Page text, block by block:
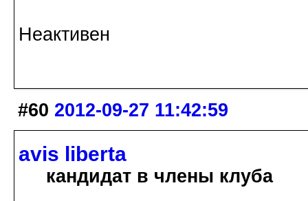
Неактивен
#60 2012-09-27 11:42:59
avis libertа
кандидат в члены клуба